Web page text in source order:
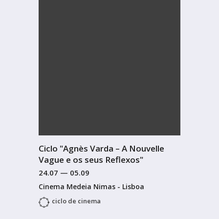
Ciclo "Agnès Varda – A Nouvelle
Vague e os seus Reflexos"
24.07 — 05.09
Cinema Medeia Nimas - Lisboa
ciclo de cinema